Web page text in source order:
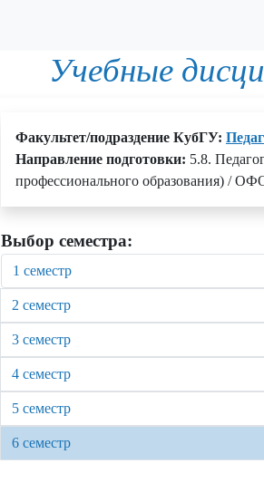
Учебные
Факультет/подраздение КубГУ:
Направление подготовки: 5.8.
профессионального образования) /
Выбор семестра:
1 семестр
2 семестр
3 семестр
4 семестр
5 семестр
6 семестр